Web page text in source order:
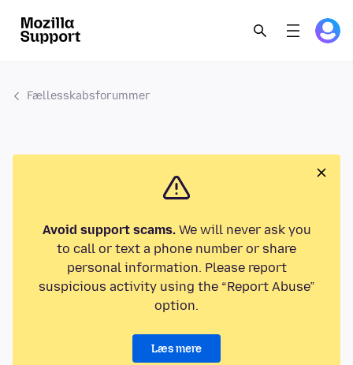
Fællesskabsforummer
Avoid support scams.We will never ask you
to call or text a phone number or share
personal information. Please report
suspicious activity using the “Report Abuse”
option.
Læs mere